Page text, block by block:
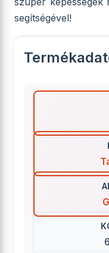
segítségével!